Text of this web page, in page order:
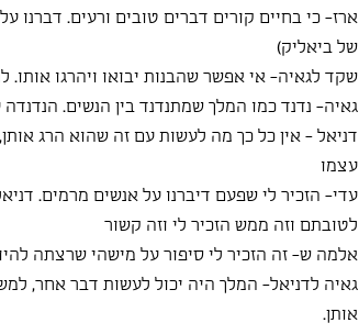
ארז- כי בחיים קורים דברים טובים ורעים. דברנו
של ביאליק)
שקד לגאיה- אי אפשר שהבנות יבואו ויהרגו אותו.
גאיה- נדנד כמו המלך שמתנדנד בין הנשים. הנדנדה
דניאל - אין כל כך מה לעשות עם זה שהוא הרג
עצמו
עדי- הזכיר לי שפעם דיברנו על אנשים מרמים.
לטובתם וזה ממש הזכיר לי וזה קשור
אלמה ש- זה הזכיר לי סיפור על מישהי שרצתה
גאיה לדניאל- המלך היה יכול לעשות דבר אחר,
אותן.